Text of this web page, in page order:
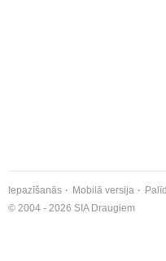
Iepazīšanās Mobilā versija
© 2004 - 2026 SIA Draugiem